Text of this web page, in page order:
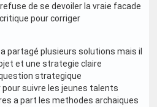
de se devoiler la vraie facade
pour corriger
a partagé plusieurs solutions mais il
et une strategie claire
strategique
pour suivre les jeunes talents
a part les methodes archaiques